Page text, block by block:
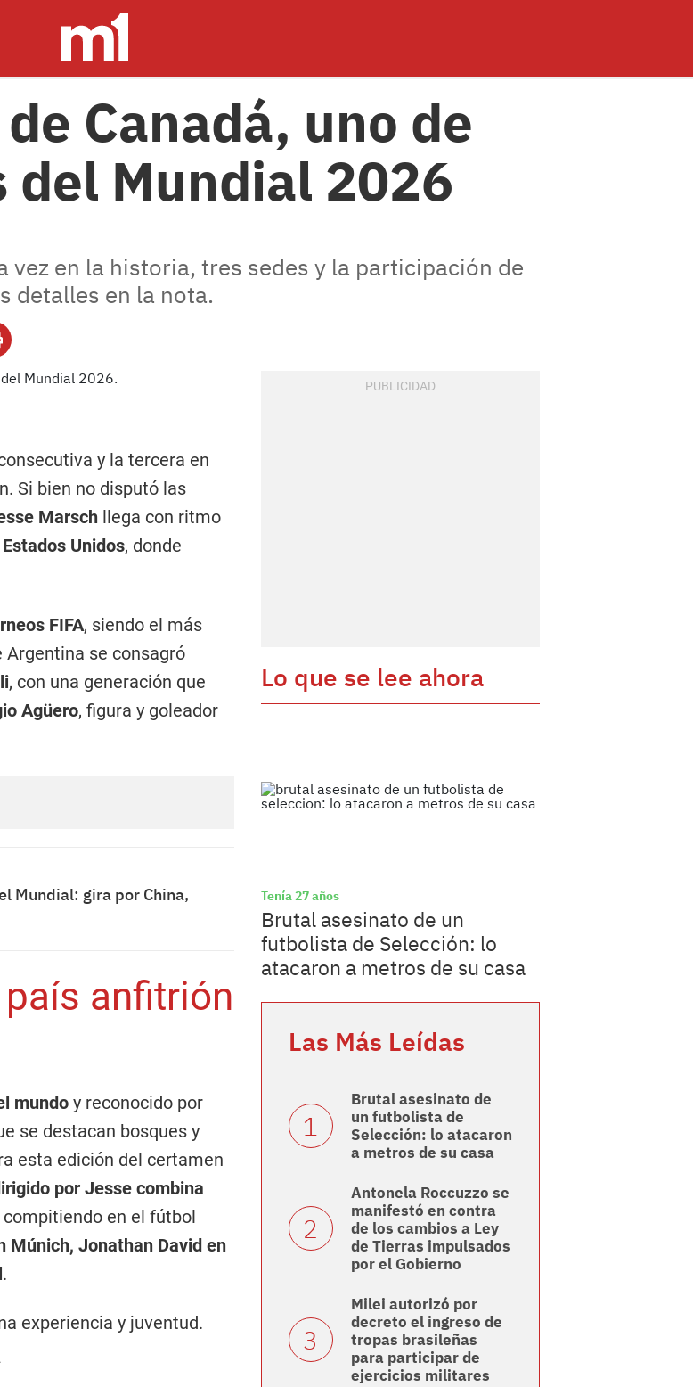
Canadá, uno de
Mundial 2026
en la historia, tres sedes y la participación de
detalles en la nota.
y la tercera en
Si bien no disputó las
Marsch llega con ritmo
Unidos, donde
FIFA, siendo el más
Argentina se consagró
, con una generación que
Agüero, figura y goleador
Mundial: gira por China,
anfitrión
mundo y reconocido por
se destacan bosques y
esta edición del certamen
por Jesse combina
en el fútbol
Múnich, Jonathan David en
.
Lo que se lee ahora
Tenía 27 años
Brutal asesinato de un
futbolista de Selección: lo
atacaron a metros de su casa
Las Más Leídas
Brutal asesinato de
un futbolista de
Selección: lo atacaron
a metros de su casa
Antonela Roccuzzo se
manifestó en contra
de los cambios a Ley
de Tierras impulsados
por el Gobierno
Milei autorizó por
decreto el ingreso de
tropas brasileñas
para participar de
ejercicios militares